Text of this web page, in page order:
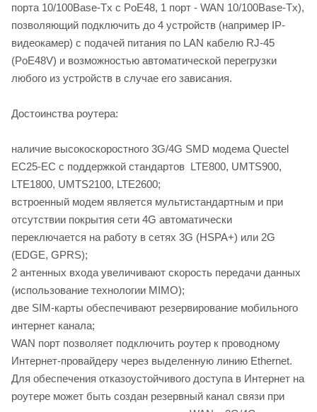
порта 10/100Base-Tx с PoE48, 1 порт - WAN 10/100Base-Tx),
позволяющий подключить до 4 устройств (например IP-
видеокамер) с подачей питания по LAN кабелю RJ-45
(PoE48V) и возможностью автоматической перегрузки
любого из устройств в случае его зависания.
Достоинства роутера:
наличие высокоскоростного 3G/4G SMD модема Quectel
EC25-EC с поддержкой стандартов LTE800, UMTS900,
LTE1800, UMTS2100, LTE2600;
встроенный модем является мультистандартным и при
отсутствии покрытия сети 4G автоматически
переключается на работу в сетях 3G (HSPA+) или 2G
(EDGE, GPRS);
2 антенных входа увеличивают скорость передачи данных
(использование технологии MIMO);
две SIM-карты обеспечивают резервирование мобильного
интернет канала;
WAN порт позволяет подключить роутер к проводному
Интернет-провайдеру через выделенную линию Ethernet.
Для обеспечения отказоустойчивого доступа в Интернет на
роутере может быть создан резервный канал связи при